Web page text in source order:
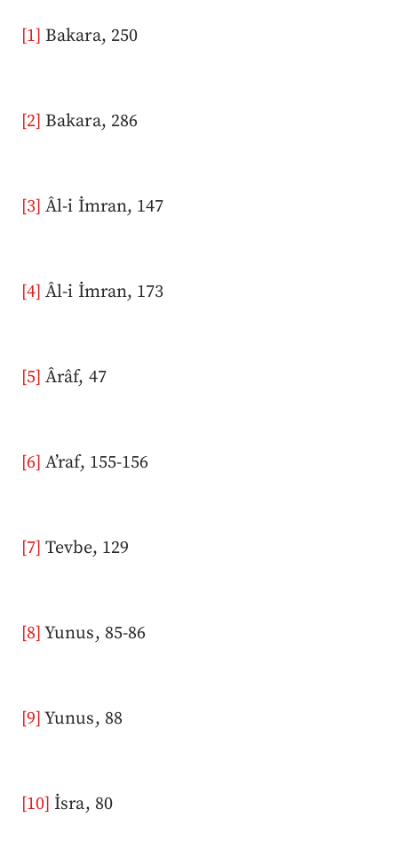
[1] Bakara, 250
[2] Bakara, 286
[3] Âl-i İmran, 147
[4] Âl-i İmran, 173
[5] Ârâf, 47
[6] A’raf, 155-156
[7] Tevbe, 129
[8] Yunus, 85-86
[9] Yunus, 88
[10] İsra, 80